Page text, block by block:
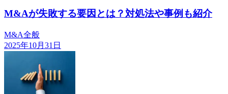
M&Aが失敗する要因とは？対処法や事例も紹介
M&A全般
2025年10月31日